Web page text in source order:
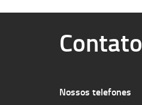
Contato
Nossos telefones